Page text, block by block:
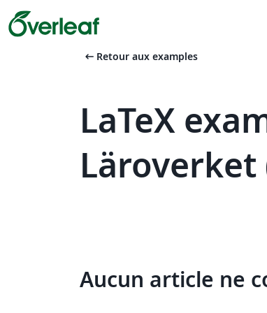
arrow_left_alt Retour aux examples
LaTeX
Läroverket
Aucun article ne